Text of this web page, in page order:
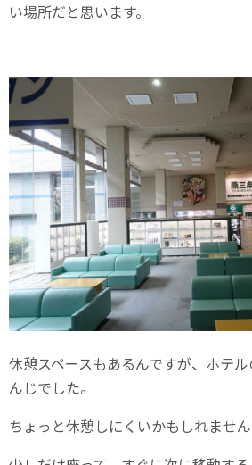
い場所だと思います。
休憩スペースもあるんですが、ホテ
んじでした。
ちょっと休憩しにくいかもしれません